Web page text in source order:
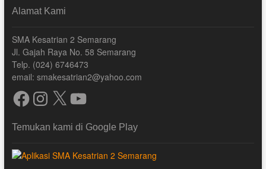
Alamat Kami
SMA Kesatrian 2 Semarang
Jl. Gajah Raya No. 58 Semarang
Telp. (024) 6746473
email: smakesatrian2@yahoo.com
FacebookInstagram
X YouTube
Temukan kami di Google Play